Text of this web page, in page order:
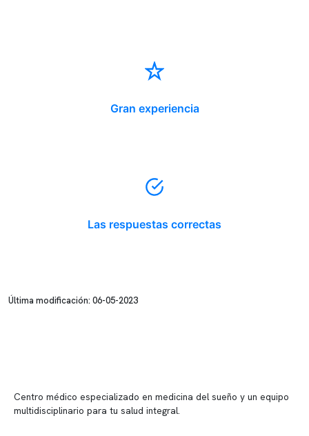
Gran experiencia
Las respuestas correctas
Última modificación: 06-05-2023
Centro médico especializado en medicina del sueño y un equipo
multidisciplinario para tu salud integral.